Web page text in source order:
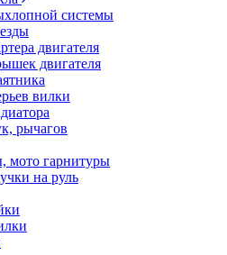
системы
двигателя
двигателя
вилки
рычагов
мото гарнитуры
на руль